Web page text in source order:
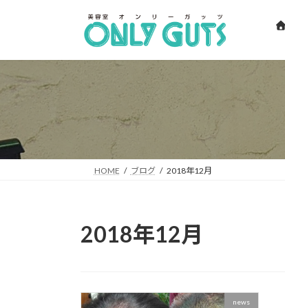
ン
へ
ッ
プ
ー
ョ
移
動
HOME ブログ 2018年12月
2018年12月
news